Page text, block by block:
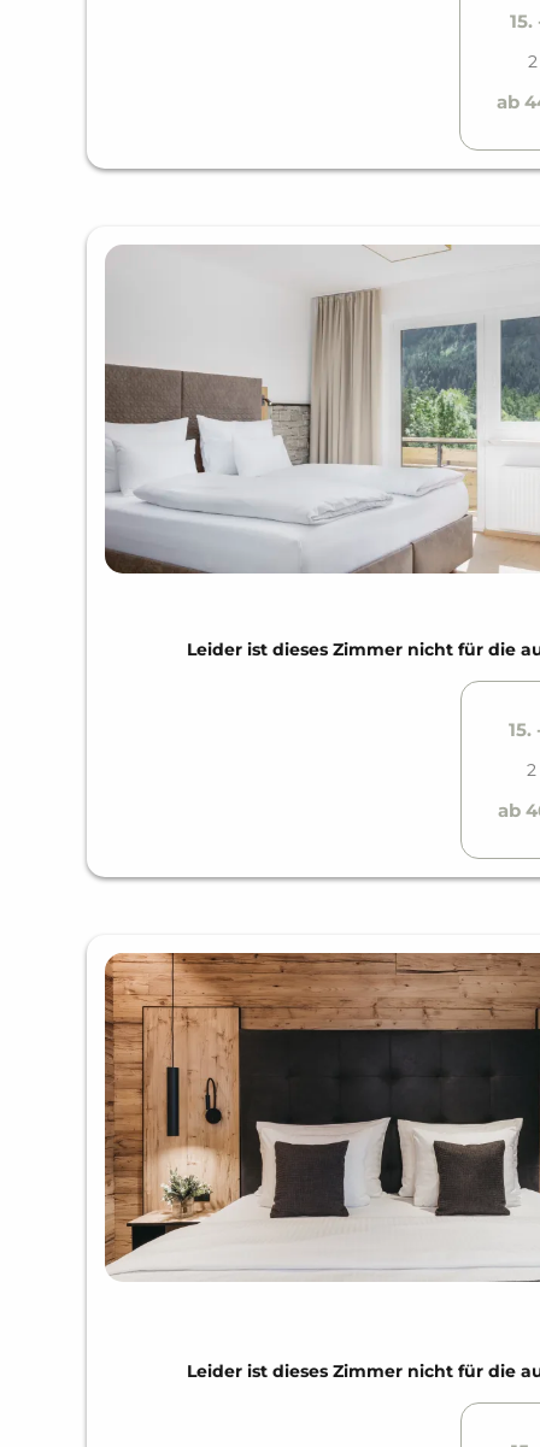
Außenstellplatz EUR 8,00 pro Auto/pro Nacht
Tiefgaragenstellplatz EUR 16,00 pro Auto/pro
15.
ab
Leider ist dieses Zimmer nicht für die
15.
ab
Leider ist dieses Zimmer nicht für die